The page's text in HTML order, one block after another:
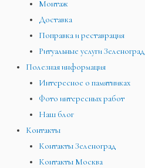
Монтаж
Доставка
Поправка и реставрация
Ритуальные услуги Зеленоград
Полезная информация
Интересное о памятниках
Фото интересных работ
Наш блог
Контакты
Контакты Зеленоград
Контакты Москва